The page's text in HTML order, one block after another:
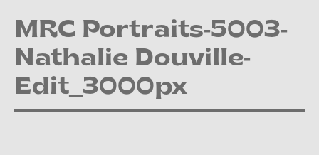
MRC Portraits-5003-
Nathalie Douville-
Edit_3000px